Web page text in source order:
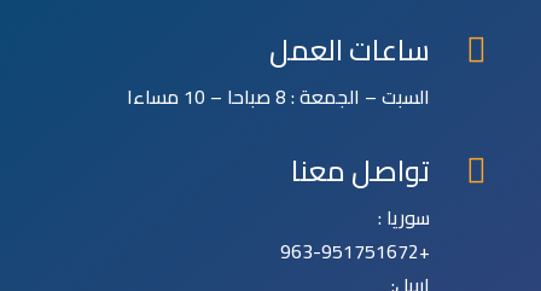
 ساعات العمل
السبت – الجمعة : 8 صباحا – 10 مساءا
 تواصل معنا
سوريا :
+963-951751672